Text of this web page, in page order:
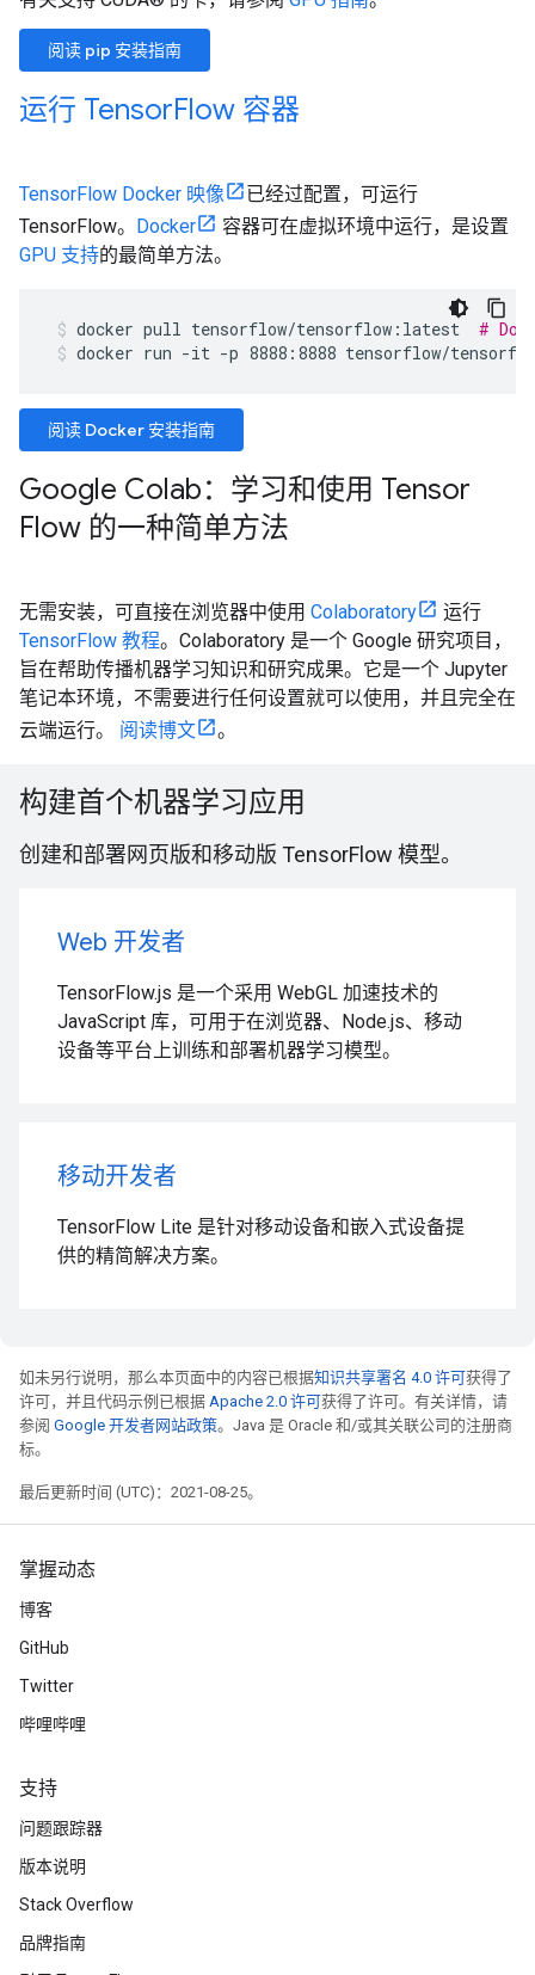
阅读 pip 安装指南
运行 TensorFlow 容器
TensorFlow Docker 映像
已经过配置，可运行
TensorFlow。 Docker
容器可在虚拟环境中运行，是设置
GPU 支持的最简单方法。
docker pull tensorflow/tensorflow:latest
#
docker run -it -p 8888:8888 tensorflow/
阅读 Docker 安装指南
Google Colab：学习和使用 Tensor
Flow 的一种简单方法
无需安装，可直接在浏览器中使用 Colaboratory
运行
TensorFlow 教程。Colaboratory 是一个 Google 研究项目，
旨在帮助传播机器学习知识和研究成果。它是一个 Jupyter
笔记本环境，不需要进行任何设置就可以使用，并且完全在
云端运行。 阅读博文 。
构建首个机器学习应用
创建和部署网页版和移动版 TensorFlow 模型。
Web 开发者
TensorFlow.js 是一个采用 WebGL 加速技术的
JavaScript 库，可用于在浏览器、Node.js、移动
设备等平台上训练和部署机器学习模型。
移动开发者
TensorFlow Lite 是针对移动设备和嵌入式设备提
供的精简解决方案。
如未另行说明，那么本页面中的内容已根据知识共享署名 4.0 许可获得了
许可，并且代码示例已根据 Apache 2.0 许可获得了许可。有关详情，请
参阅 Google 开发者网站政策。Java 是 Oracle 和/或其关联公司的注册商
标。
最后更新时间 (UTC)：2021-08-25。
掌握动态
博客
GitHub
Twitter
哔哩哔哩
支持
问题跟踪器
版本说明
Stack Overflow
品牌指南